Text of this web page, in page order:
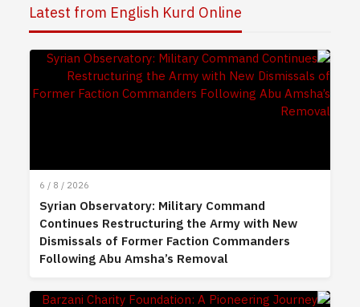
Latest from English Kurd Online
6 / 8 / 2026
Syrian Observatory: Military Command
Continues Restructuring the Army with New
Dismissals of Former Faction Commanders
Following Abu Amsha’s Removal